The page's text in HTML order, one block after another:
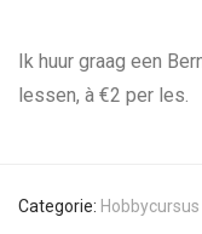
Ik huur graag een
lessen, à €2 per les.
Categorie: Hobbycursus